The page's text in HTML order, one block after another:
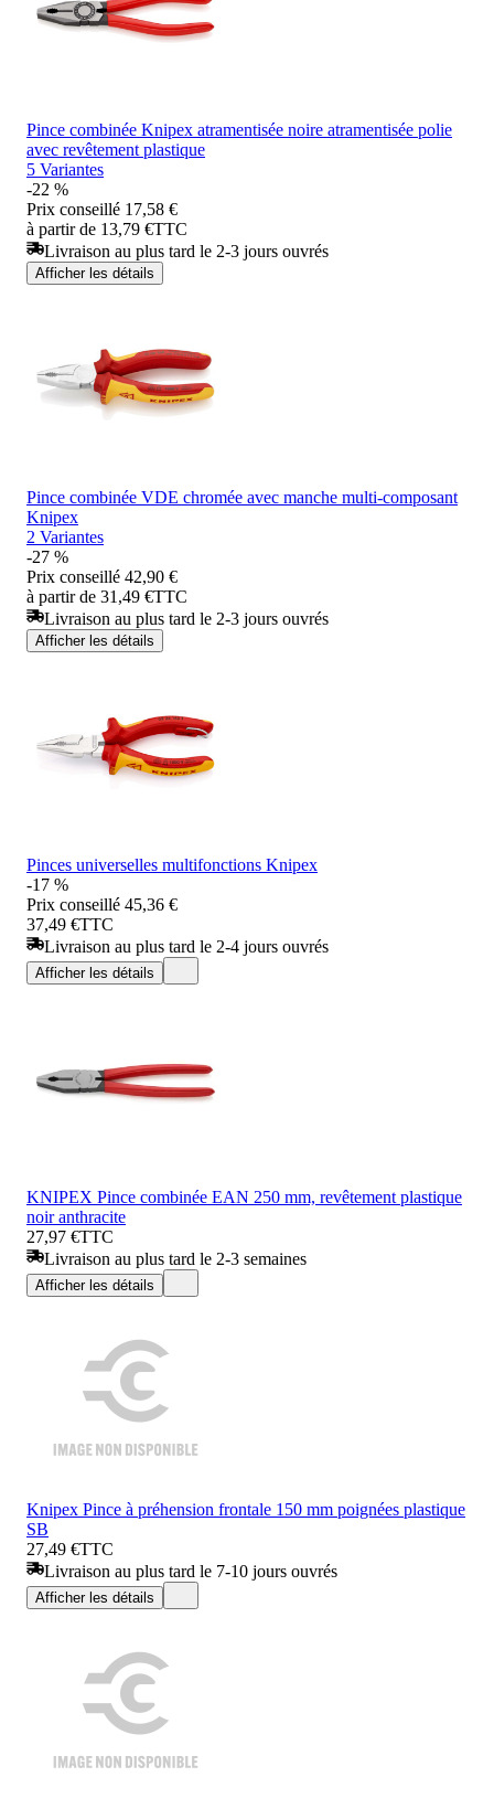
Pince combinée Knipex atramentisée noire atramentisée polie
avec revêtement plastique
5 Variantes
-22 %
Prix conseillé 17,58 €
à partir de 13,79 €TTC
Livraison au plus tard le 2-3 jours ouvrés
Afficher les détails
Pince combinée VDE chromée avec manche multi-composant
Knipex
2 Variantes
-27 %
Prix conseillé 42,90 €
à partir de 31,49 €TTC
Livraison au plus tard le 2-3 jours ouvrés
Afficher les détails
Pinces universelles multifonctions Knipex
-17 %
Prix conseillé 45,36 €
37,49 €TTC
Livraison au plus tard le 2-4 jours ouvrés
Afficher les détails
KNIPEX Pince combinée EAN 250 mm, revêtement plastique
noir anthracite
27,97 €TTC
Livraison au plus tard le 2-3 semaines
Afficher les détails
Knipex Pince à préhension frontale 150 mm poignées plastique
SB
27,49 €TTC
Livraison au plus tard le 7-10 jours ouvrés
Afficher les détails